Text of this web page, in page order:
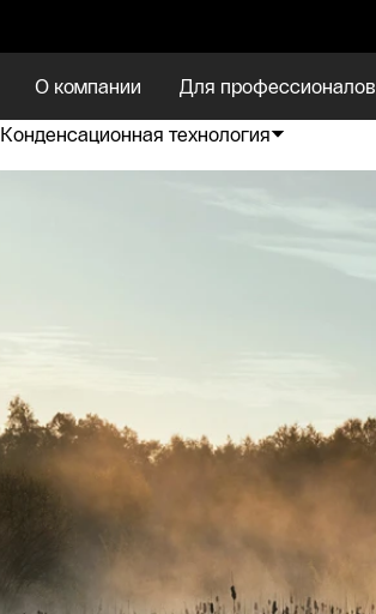
О компании Для профессионалов
Конденсационная технология